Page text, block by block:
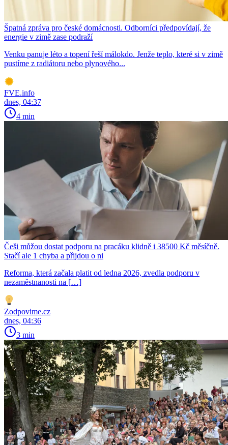
Špatná zpráva pro české domácnosti. Odborníci předpovídají, že
energie v zimě zase podraží
Venku panuje léto a topení řeší málokdo. Jenže teplo, které si v zimě
pustíme z radiátoru nebo plynového...
FVE.info
dnes, 04:37
4 min
Češi můžou dostat podporu na pracáku klidně i 38500 Kč měsíčně.
Stačí ale 1 chyba a přijdou o ni
Reforma, která začala platit od ledna 2026, zvedla podporu v
nezaměstnanosti na […]
Zodpovime.cz
dnes, 04:36
3 min